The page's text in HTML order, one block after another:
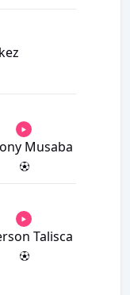
Musaba
Talisca